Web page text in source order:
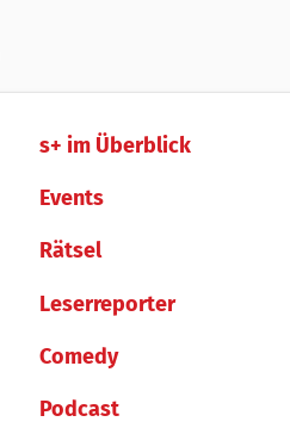
s+ im Überblick
Events
Rätsel
Leserreporter
Comedy
Podcast